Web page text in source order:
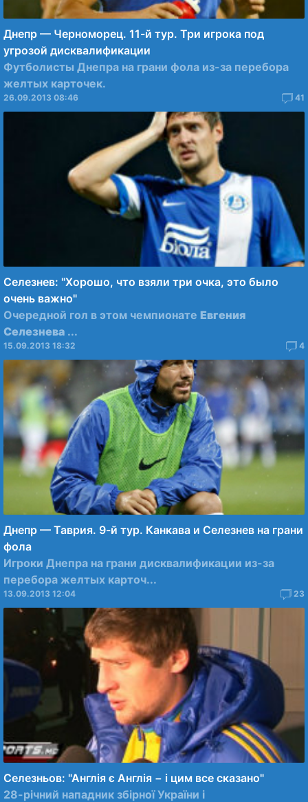
Днепр — Черноморец. 11-й тур. Три игрока под
угрозой дисквалификации
Футболисты Днепра на грани фола из-за перебора
желтых карточек.
26.09.2013 08:46 41
Селезнев: "Хорошо, что взяли три очка, это было
очень важно"
Очередной гол в этом чемпионате Евгения
Селезнева ...
15.09.2013 18:32 4
Днепр — Таврия. 9-й тур. Канкава и Селезнев на грани
фола
Игроки Днепра на грани дисквалификации из-за
перебора желтых карточ...
13.09.2013 12:04 23
Селезньов: "Англія є Англія − і цим все сказано"
28-річний нападник збірної України і